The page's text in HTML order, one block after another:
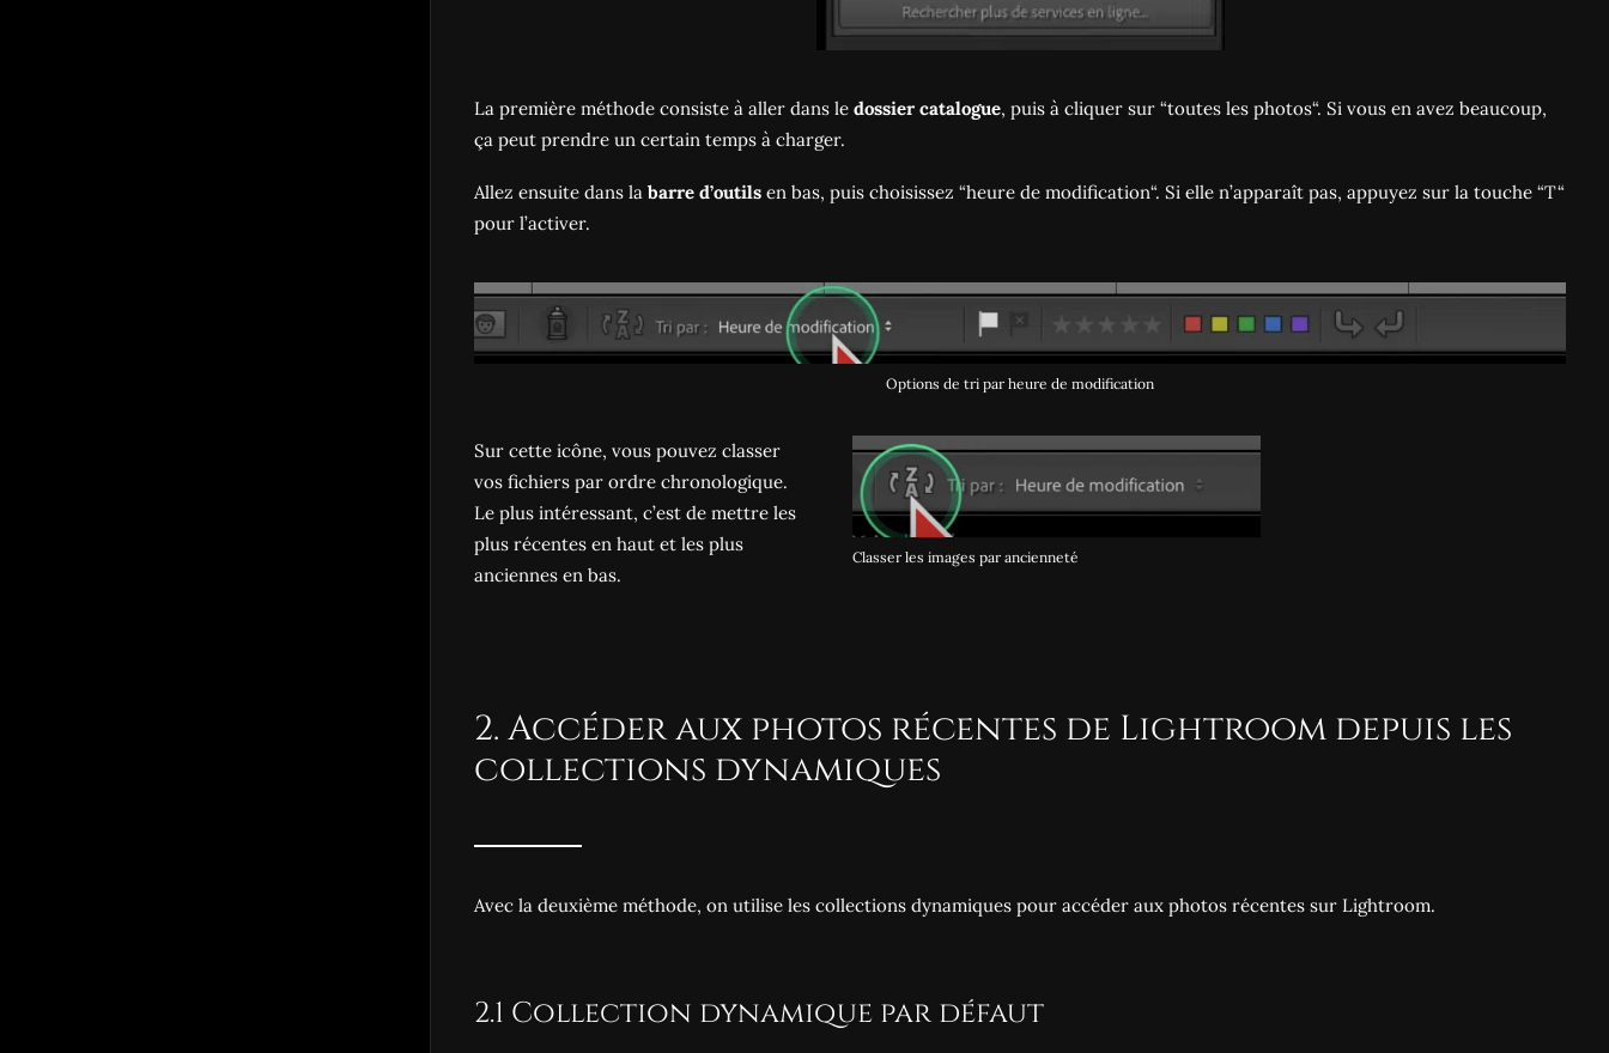
La première méthode consiste à aller dans le dossier catalogue, puis à cliquer sur “toutes les photos“. Si vous en avez beaucoup,
ça peut prendre un certain temps à charger.
Allez ensuite dans la barre d’outils en bas, puis choisissez “heure de modification“. Si elle n’apparaît pas, appuyez sur la touche “T“
pour l’activer.
Options de tri par heure de modification
Sur cette icône, vous pouvez classer
vos fichiers par ordre chronologique.
Le plus intéressant, c’est de mettre les
plus récentes en haut et les plus
anciennes en bas.
Classer les images par ancienneté
2. Accéder aux photos récentes de Lightroom depuis les
collections dynamiques
Avec la deuxième méthode, on utilise les collections dynamiques pour accéder aux photos récentes sur Lightroom.
2.1 Collection dynamique par défaut